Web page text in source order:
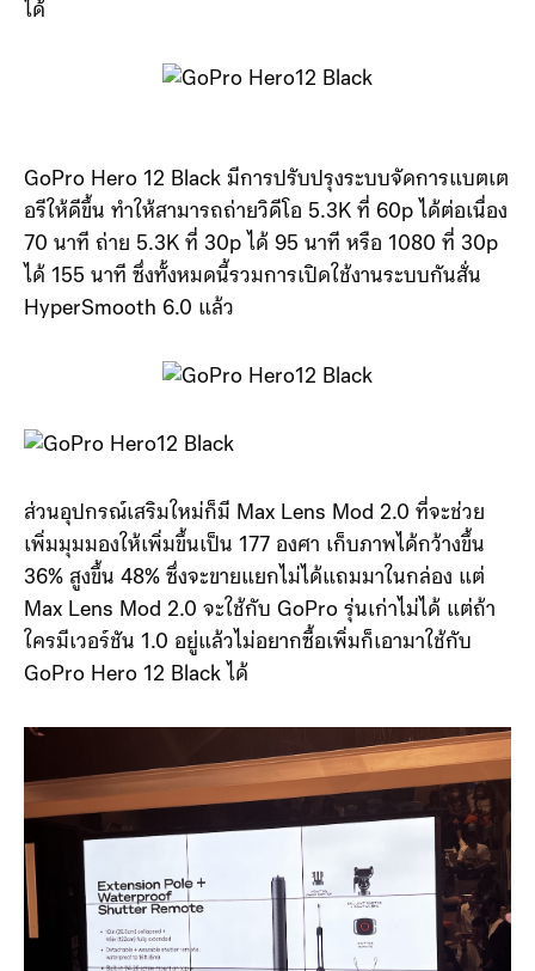
ได้
GoPro Hero 12 Black มีการปรับปรุงระบบจัดการแบตเต
อรีให้ดีขึ้น ทำให้สามารถถ่ายวิดีโอ 5.3K ที่ 60p ได้ต่อเนื่อง
70 นาที ถ่าย 5.3K ที่ 30p ได้ 95 นาที หรือ 1080 ที่ 30p
ได้ 155 นาที ซึ่งทั้งหมดนี้รวมการเปิดใช้งานระบบกันสั่น
HyperSmooth 6.0 แล้ว
ส่วนอุปกรณ์เสริมใหม่ก็มี Max Lens Mod 2.0 ที่จะช่วย
เพิ่มมุมมองให้เพิ่มขึ้นเป็น 177 องศา เก็บภาพได้กว้างขึ้น
36% สูงขึ้น 48% ซึ่งจะขายแยกไม่ได้แถมมาในกล่อง แต่
Max Lens Mod 2.0 จะใช้กับ GoPro รุ่นเก่าไม่ได้ แต่ถ้า
ใครมีเวอร์ชัน 1.0 อยู่แล้วไม่อยากซื้อเพิ่มก็เอามาใช้กับ
GoPro Hero 12 Black ได้